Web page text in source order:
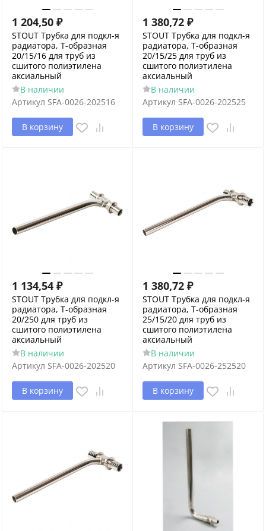
1 204,50 ₽
STOUT Трубка для подкл-я
радиатора, Т-образная
20/15/16 для труб из
сшитого полиэтилена
аксиальный
В наличии
Артикул SFA-0026-202516
В корзину
1 380,72 ₽
STOUT Трубка для подкл-я
радиатора, Т-образная
20/15/25 для труб из
сшитого полиэтилена
аксиальный
В наличии
Артикул SFA-0026-202525
В корзину
1 134,54 ₽
STOUT Трубка для подкл-я
радиатора, Т-образная
20/250 для труб из
сшитого полиэтилена
аксиальный
В наличии
Артикул SFA-0026-202520
В корзину
1 380,72 ₽
STOUT Трубка для подкл-я
радиатора, Т-образная
25/15/20 для труб из
сшитого полиэтилена
аксиальный
В наличии
Артикул SFA-0026-252520
В корзину